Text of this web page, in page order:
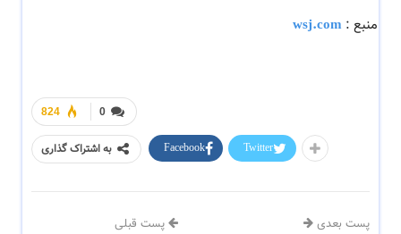
منبع : wsj.com
0
824
به اشتراک گذاری Facebook Twitter
پست قبلی پست بعدی